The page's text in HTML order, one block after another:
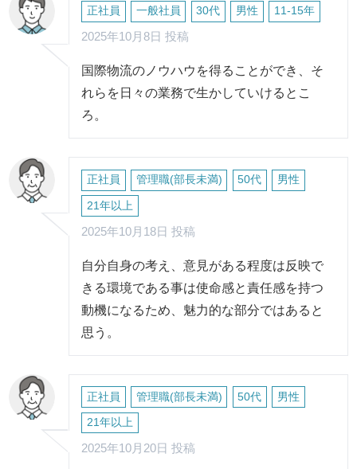
正社員 一般社員 30代 男性 11-15年
2025年10月8日 投稿
国際物流のノウハウを得ることができ、そ
れらを日々の業務で生かしていけるとこ
ろ。
正社員 管理職(部長未満) 50代 男性
21年以上
2025年10月18日 投稿
自分自身の考え、意見がある程度は反映で
きる環境である事は使命感と責任感を持つ
動機になるため、魅力的な部分ではあると
思う。
正社員 管理職(部長未満) 50代 男性
21年以上
2025年10月20日 投稿